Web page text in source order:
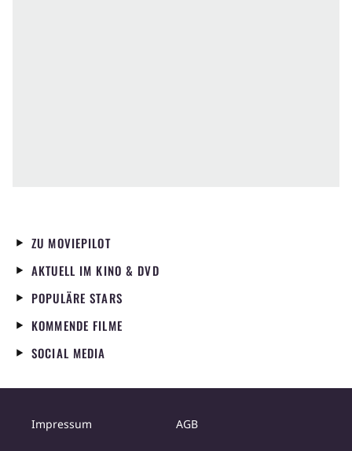
ZU MOVIEPILOT
AKTUELL IM KINO & DVD
POPULÄRE STARS
KOMMENDE FILME
SOCIAL MEDIA
Impressum AGB